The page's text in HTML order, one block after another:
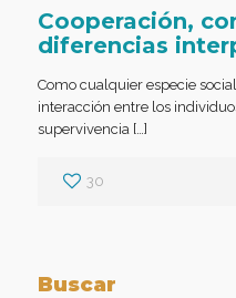
Cooperación,
diferencias
Como cualquier especie
interacción entre los
supervivencia […]
30
Buscar